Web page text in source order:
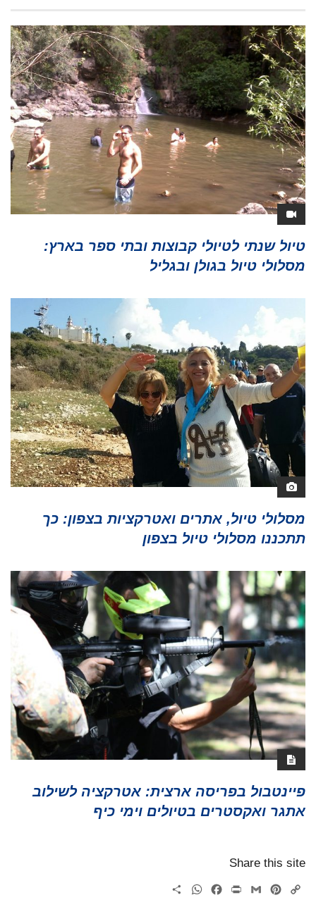
טיול שנתי לטיולי קבוצות ובתי ספר בארץ:
מסלולי טיול בגולן ובגליל
מסלולי טיול, אתרים ואטרקציות בצפון: כך
תתכננו מסלולי טיול בצפון
פיינטבול בפריסה ארצית: אטרקציה לשילוב
אתגר ואקסטרים בטיולים וימי כיף
Share this site
Copy
Pinterest
Gmail
Print
Facebook
WhatsApp